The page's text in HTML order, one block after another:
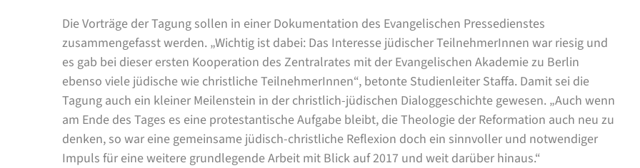
Die Vorträge der Tagung sollen in einer Dokumentation des Evangelischen Pressedienstes
zusammengefasst werden. „Wichtig ist dabei: Das Interesse jüdischer TeilnehmerInnen war riesig und
es gab bei dieser ersten Kooperation des Zentralrates mit der Evangelischen Akademie zu Berlin
ebenso viele jüdische wie christliche TeilnehmerInnen“, betonte Studienleiter Staffa. Damit sei die
Tagung auch ein kleiner Meilenstein in der christlich-jüdischen Dialoggeschichte gewesen. „Auch wenn
am Ende des Tages es eine protestantische Aufgabe bleibt, die Theologie der Reformation auch neu zu
denken, so war eine gemeinsame jüdisch-christliche Reflexion doch ein sinnvoller und notwendiger
Impuls für eine weitere grundlegende Arbeit mit Blick auf 2017 und weit darüber hinaus.“